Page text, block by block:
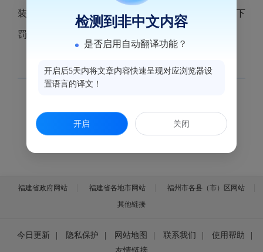
装、改装或销售此类车辆，处 2000 元以上 1 万元以下
罚款并没收违法所得。
福建省政府网站 福建省各地市网站
福州市各县（市）区网站
其他链接
今日更新 隐私保护 网站地图 联系我们 使用帮助
检测到非中文内容
是否启用自动翻译功能？
开启后5天内将文章内容快速呈现对应浏览器设
置语言的译文！
开启 关闭